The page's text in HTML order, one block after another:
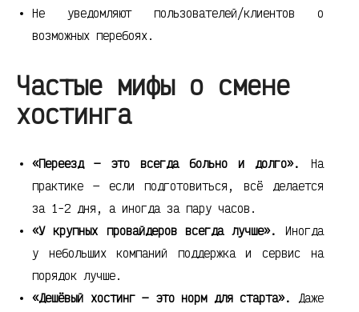
Не уведомляют пользователей/клиентов о
возможных перебоях.
Частые мифы о смене
хостинга
«Переезд — это всегда больно и долго».
На
практике — если подготовиться, всё делается
за 1-2 дня, а иногда за пару часов.
«У крупных провайдеров всегда лучше».
Иногда
у небольших компаний поддержка и сервис на
порядок лучше.
«Дешёвый хостинг — это норм для старта». Даже